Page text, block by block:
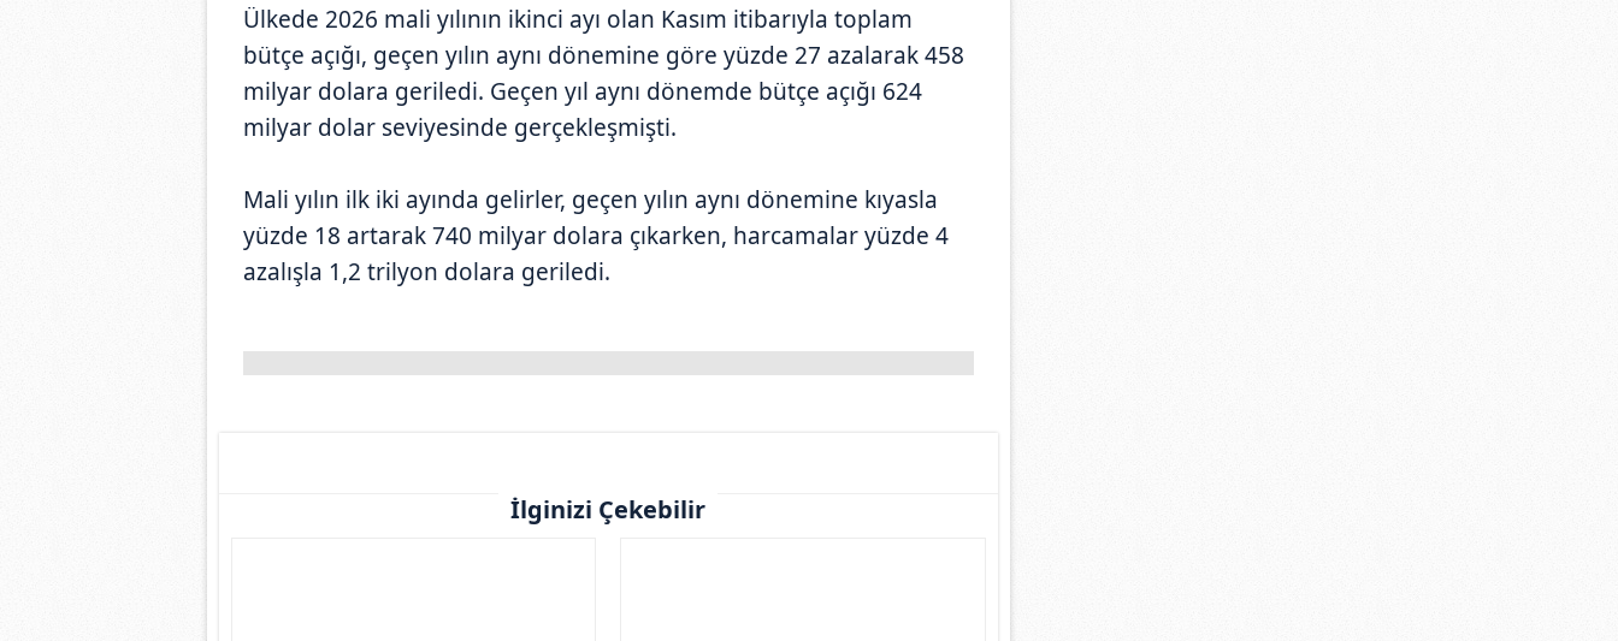
Ülkede 2026 mali yılının ikinci ayı olan Kasım itibarıyla toplam
bütçe açığı, geçen yılın aynı dönemine göre yüzde 27 azalarak 458
milyar dolara geriledi. Geçen yıl aynı dönemde bütçe açığı 624
milyar dolar seviyesinde gerçekleşmişti.
Mali yılın ilk iki ayında gelirler, geçen yılın aynı dönemine kıyasla
yüzde 18 artarak 740 milyar dolara çıkarken, harcamalar yüzde 4
azalışla 1,2 trilyon dolara geriledi.
İlginizi Çekebilir